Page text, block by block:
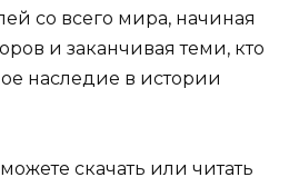
со всего мира, начиная
и заканчивая теми, кто
наследие в истории
скачать или читать